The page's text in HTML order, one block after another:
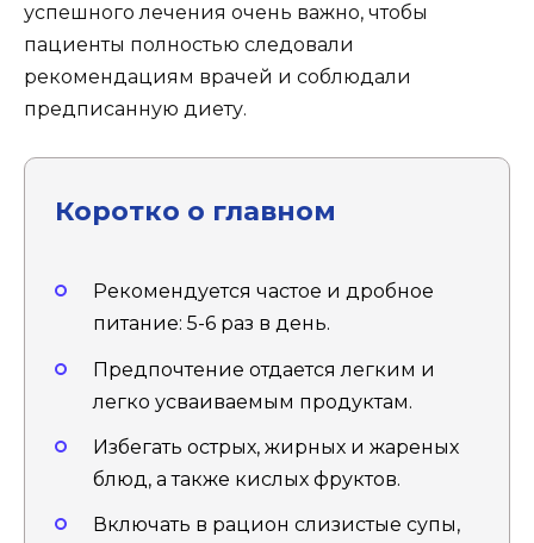
успешного лечения очень важно, чтобы
пациенты полностью следовали
рекомендациям врачей и соблюдали
предписанную диету.
Коротко о главном
Рекомендуется частое и дробное
питание: 5-6 раз в день.
Предпочтение отдается легким и
легко усваиваемым продуктам.
Избегать острых, жирных и жареных
блюд, а также кислых фруктов.
Включать в рацион слизистые супы,